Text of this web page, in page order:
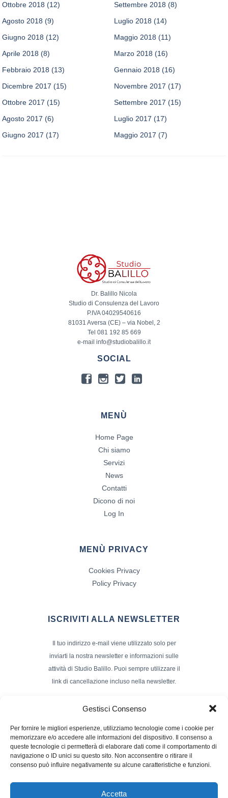
Gestisci Consenso
Per fornire le migliori esperienze, utilizziamo tecnologie come i cookie per
memorizzare e/o accedere alle informazioni del dispositivo. Il consenso a
queste tecnologie ci permetterà di elaborare dati come il comportamento di
navigazione o ID unici su questo sito. Non acconsentire o ritirare il
consenso può influire negativamente su alcune caratteristiche e funzioni.
Accetta
Ottobre 2018 (12) Settembre 2018 (8)
Agosto 2018 (9) Luglio 2018 (14)
Giugno 2018 (12) Maggio 2018 (11)
Aprile 2018 (8) Marzo 2018 (16)
Febbraio 2018 (13) Gennaio 2018 (16)
Dicembre 2017 (15) Novembre 2017 (17)
Ottobre 2017 (15) Settembre 2017 (15)
Agosto 2017 (6) Luglio 2017 (17)
Giugno 2017 (17) Maggio 2017 (7)
Dr. Balillo Nicola
Studio di Consulenza del Lavoro
P.IVA 04029540616
81031 Aversa (CE) – via Nobel, 2
Tel 081 192 85 669
e-mail info@studiobalillo.it
SOCIAL
MENÙ
Home Page
Chi siamo
Servizi
News
Contatti
Dicono di noi
Log In
MENÙ PRIVACY
Cookies Privacy
Policy Privacy
ISCRIVITI ALLA NEWSLETTER
Il tuo indirizzo e-mail viene utilizzato solo per
inviarti la nostra newsletter e informazioni sulle
attività di Studio Balillo. Puoi sempre utilizzare il
link di cancellazione incluso nella newsletter.
Nome e Cognome